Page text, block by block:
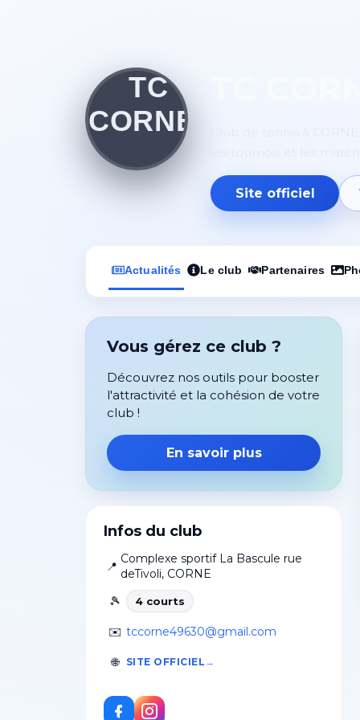
Site officiel
Actualités Le club Partenaires
Vous gérez ce club ?
Découvrez nos outils pour booster
l'attractivité et la cohésion de votre
club !
En savoir plus
Infos du club
📍
Complexe sportif La Bascule rue
deTivoli, CORNE
🎾
4 courts
✉️ tccorne49630@gmail.com
🌐 SITE OFFICIEL